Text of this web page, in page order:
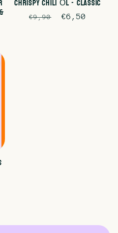
Chrispy Chili Öl - Classic
Normaler
€9,90 €6,50